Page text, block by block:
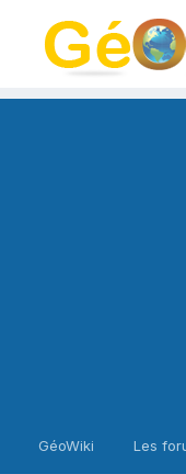
GéoWiki Les